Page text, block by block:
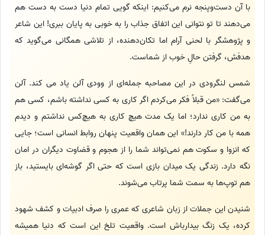
با آن دست‌وپنجه نرم می‌کنیم: اینکه گویی تمام دنیا دست به دست هم
می‌دهند تا تو نتوانی این اتفاق جذاب را به خوبی به پایان ببری! این شاعر
و پژوهشگر با لحنی آرام اما تکان‌دهنده، از تلاشی همگانی می‌گوید که
هدفش، گرفتن حالِ خوب از شماست.
شمس لنگرودی در این مصاحبه جمله‌ای از وودی آلن یاد می کند. آلن
می‌گفت: «من قبلاً فکر می‌کردم اگر کاری به کسی نداشته باشم، کسی هم
به من کاری ندارد؛ اما یک مدت هیچ کاری به هیچ‌کس نداشتم و دیدم
همه با من کار دارند!» این همان واقعیت پنهان روابط انسانی است؛ جایی
که انزوا و سکوت هم نمی‌تواند شما را از هجوم و قضاوت دیگران در امان
نگه دارد. زندگی یک میدان بازی است که حتی اگر گوشه‌ای بایستید، باز
هم توپ‌ها به سمت شما پرتاب می‌شوند.
شنیدن این جملات از زبان شاعری که عمری را صرف ادبیات و کشف شهود
کرده، یک زنگ بیدارباش است. واقعیت تلخ این است که دنیا همیشه